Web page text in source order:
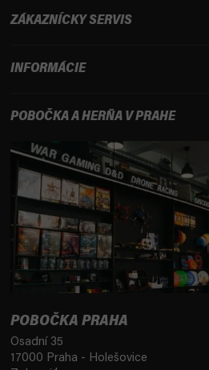
ZÁKAZNÍCKY SERVIS
INFORMÁCIE
POBOČKA A HERŇA V PRAHE
POBOČKA PRAHA
Osadní 35
17000 Praha - Holešovice